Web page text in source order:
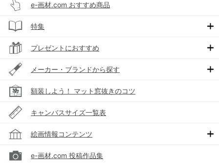
e-画材.com おすすめ商品
特集
プレゼントにおすすめ
メーカー・ブランドから探す
額装しよう！ マット窓抜きのコツ
キャンバスサイズ一覧表
絵画情報コンテンツ
e-画材.com 投稿作品集